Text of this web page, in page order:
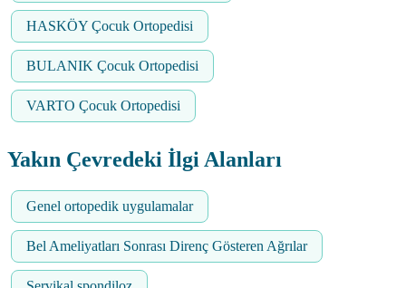
HASKÖY Çocuk Ortopedisi
BULANIK Çocuk Ortopedisi
VARTO Çocuk Ortopedisi
Yakın Çevredeki İlgi Alanları
Genel ortopedik uygulamalar
Bel Ameliyatları Sonrası Direnç Gösteren Ağrılar